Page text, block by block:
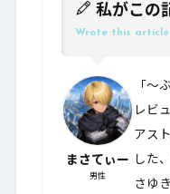
私がこの
Wrote this article
まさてぃー
男性
「～
レビ
アス
した
さゆ